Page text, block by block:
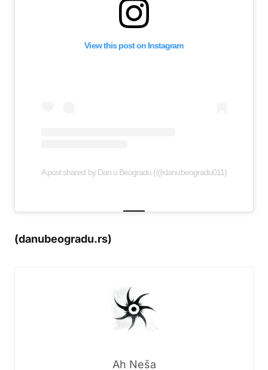
View this post on Instagram
A post shared by Dan u Beogradu (@danubeogradu011)
(danubeogradu.rs)
Ah Neša